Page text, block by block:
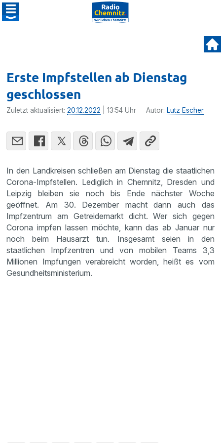
Erste Impfstellen ab Dienstag
geschlossen
Zuletzt aktualisiert:20.12.2022 | 13:54 Uhr Autor: Lutz Escher
In den Landkreisen schließen am Dienstag die staatlichen
Corona-Impfstellen. Lediglich in Chemnitz, Dresden und
Leipzig bleiben sie noch bis Ende nächster Woche
geöffnet. Am 30. Dezember macht dann auch das
Impfzentrum am Getreidemarkt dicht. Wer sich gegen
Corona impfen lassen möchte, kann das ab Januar nur
noch beim Hausarzt tun. Insgesamt seien in den
staatlichen Impfzentren und von mobilen Teams 3,3
Millionen Impfungen verabreicht worden, heißt es vom
Gesundheitsministerium.